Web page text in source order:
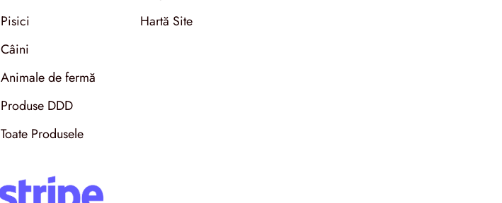
Pisici
Câini
Animale de fermă
Produse DDD
Toate Produsele
Hartă Site